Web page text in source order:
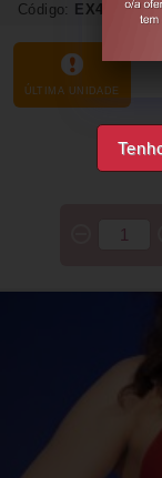
Código: EX47026
ÚLTIMA UNIDADE